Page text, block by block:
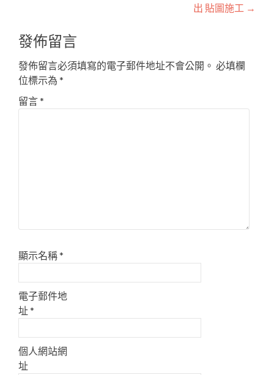
出 貼圖施工 →
發佈留言
發佈留言必須填寫的電子郵件地址不會公開。 必填欄
位標示為 *
留言*
顯示名稱*
電子郵件地
址*
個人網站網
址